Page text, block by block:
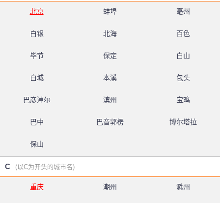
北京 蚌埠 亳州
白银 北海 百色
毕节 保定 白山
白城 本溪 包头
巴彦淖尔 滨州 宝鸡
巴中 巴音郭楞 博尔塔拉
保山
C (以C为开头的城市名)
重庆 潮州 滁州